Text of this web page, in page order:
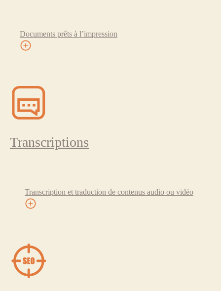
Documents prêts à l’impression
Transcriptions
Transcription et traduction de contenus audio ou vidéo